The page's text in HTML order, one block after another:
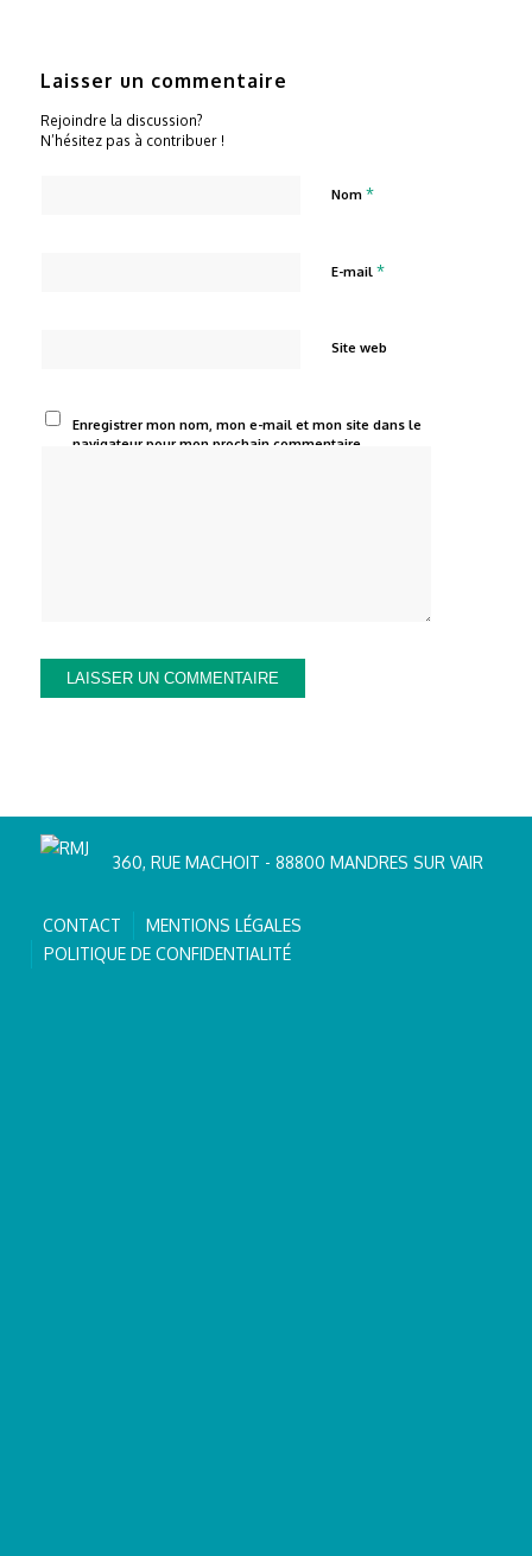
Laisser un commentaire
Rejoindre la discussion?
N’hésitez pas à contribuer !
Nom *
E-mail *
Site web
Enregistrer mon nom, mon e-mail et mon site dans le
navigateur pour mon prochain commentaire.
360, RUE MACHOIT - 88800 MANDRES SUR VAIR
CONTACT
MENTIONS LÉGALES
POLITIQUE DE CONFIDENTIALITÉ